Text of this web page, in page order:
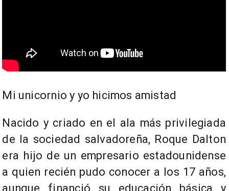
Mi unicornio y yo hicimos amistad
Nacido y criado en el ala más privilegiada
de la sociedad salvadoreña, Roque Dalton
era hijo de un empresario estadounidense
a quien recién pudo conocer a los 17 años,
aunque financió su educación básica y